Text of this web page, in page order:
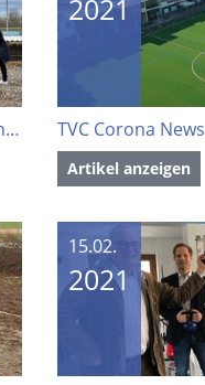
Baustart mit 1. Spatenstich beim Turnverein Cannstatt 1846 e.V
2021
TVC Corona News
Artikel anzeigen
15.02.
2021